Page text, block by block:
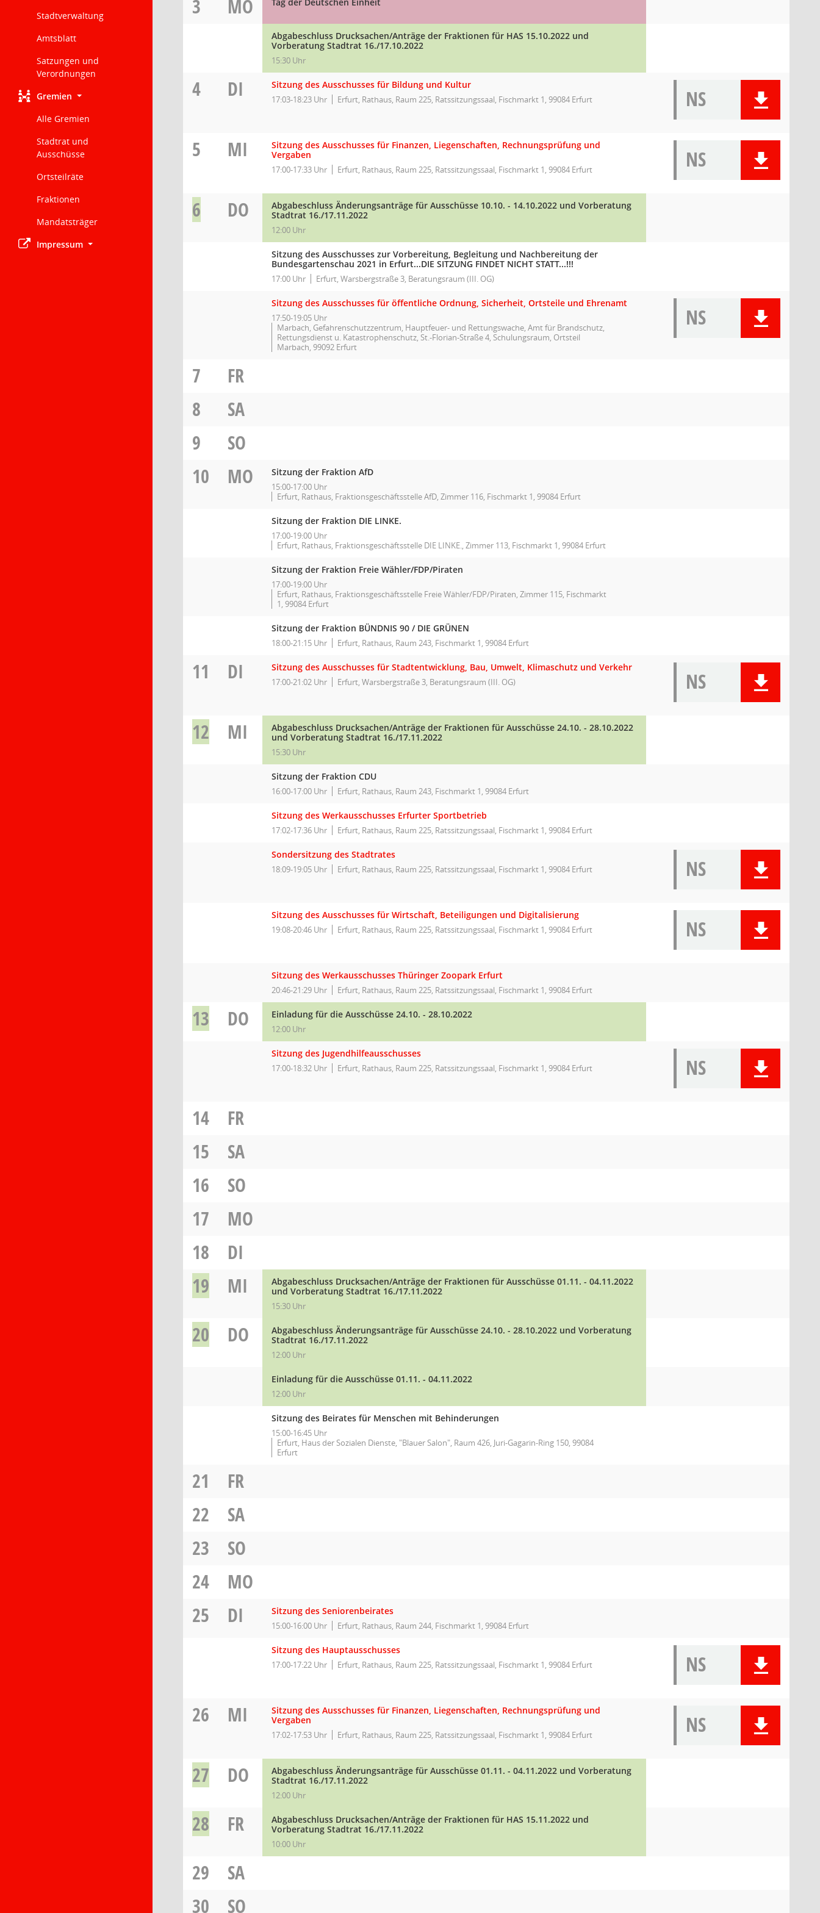
Stadtverwaltung
Amtsblatt
Satzungen und
Verordnungen
Gremien
Alle Gremien
Stadtrat und
Ausschüsse
Ortsteilräte
Fraktionen
Mandatsträger
Impressum
3 MO
Abgabeschluss Drucksachen/Anträge der Fraktionen für HAS 15.10.2022 und
Vorberatung Stadtrat 16./17.10.2022
15:30 Uhr
4 DI Sitzung des Ausschusses für Bildung und Kultur
17:03-18:23 Uhr Erfurt, Rathaus, Raum 225, Ratssitzungssaal, Fischmarkt 1, 99084 Erfurt NS
5 MI
Sitzung des Ausschusses für Finanzen, Liegenschaften, Rechnungsprüfung und
Vergaben
17:00-17:33 Uhr Erfurt, Rathaus, Raum 225, Ratssitzungssaal, Fischmarkt 1, 99084 Erfurt NS
6 DO
Abgabeschluss Änderungsanträge für Ausschüsse 10.10. - 14.10.2022 und Vorberatung
Stadtrat 16./17.11.2022
12:00 Uhr
Sitzung des Ausschusses zur Vorbereitung, Begleitung und Nachbereitung der
Bundesgartenschau 2021 in Erfurt...DIE SITZUNG FINDET NICHT STATT...!!!
17:00 Uhr Erfurt, Warsbergstraße 3, Beratungsraum (III. OG)
Sitzung des Ausschusses für öffentliche Ordnung, Sicherheit, Ortsteile und Ehrenamt
17:50-19:05 Uhr
Marbach, Gefahrenschutzzentrum, Hauptfeuer- und Rettungswache, Amt für Brandschutz,
Rettungsdienst u. Katastrophenschutz, St.-Florian-Straße 4, Schulungsraum, Ortsteil
Marbach, 99092 Erfurt
NS
7
FR
8
SA
9
SO
10
MO Sitzung der Fraktion AfD
15:00-17:00 Uhr
Erfurt, Rathaus, Fraktionsgeschäftsstelle AfD, Zimmer 116, Fischmarkt 1, 99084 Erfurt
Sitzung der Fraktion DIE LINKE.
17:00-19:00 Uhr
Erfurt, Rathaus, Fraktionsgeschäftsstelle DIE LINKE., Zimmer 113, Fischmarkt 1, 99084 Erfurt
Sitzung der Fraktion Freie Wähler/FDP/Piraten
17:00-19:00 Uhr
Erfurt, Rathaus, Fraktionsgeschäftsstelle Freie Wähler/FDP/Piraten, Zimmer 115, Fischmarkt
1, 99084 Erfurt
Sitzung der Fraktion BÜNDNIS 90 / DIE GRÜNEN
18:00-21:15 Uhr Erfurt, Rathaus, Raum 243, Fischmarkt 1, 99084 Erfurt
11 DI Sitzung des Ausschusses für Stadtentwicklung, Bau, Umwelt, Klimaschutz und Verkehr
17:00-21:02 Uhr Erfurt, Warsbergstraße 3, Beratungsraum (III. OG) NS
12 MI
Abgabeschluss Drucksachen/Anträge der Fraktionen für Ausschüsse 24.10. - 28.10.2022
und Vorberatung Stadtrat 16./17.11.2022
15:30 Uhr
Sitzung der Fraktion CDU
16:00-17:00 Uhr Erfurt, Rathaus, Raum 243, Fischmarkt 1, 99084 Erfurt
Sitzung des Werkausschusses Erfurter Sportbetrieb
17:02-17:36 Uhr Erfurt, Rathaus, Raum 225, Ratssitzungssaal, Fischmarkt 1, 99084 Erfurt
Sondersitzung des Stadtrates
18:09-19:05 Uhr Erfurt, Rathaus, Raum 225, Ratssitzungssaal, Fischmarkt 1, 99084 Erfurt NS
Sitzung des Ausschusses für Wirtschaft, Beteiligungen und Digitalisierung
19:08-20:46 Uhr Erfurt, Rathaus, Raum 225, Ratssitzungssaal, Fischmarkt 1, 99084 Erfurt NS
Sitzung des Werkausschusses Thüringer Zoopark Erfurt
20:46-21:29 Uhr Erfurt, Rathaus, Raum 225, Ratssitzungssaal, Fischmarkt 1, 99084 Erfurt
13 DO Einladung für die Ausschüsse 24.10. - 28.10.2022
12:00 Uhr
Sitzung des Jugendhilfeausschusses
17:00-18:32 Uhr Erfurt, Rathaus, Raum 225, Ratssitzungssaal, Fischmarkt 1, 99084 Erfurt NS
14
FR
15
SA
16
SO
17
MO
18
DI
19
MI
Abgabeschluss Drucksachen/Anträge der Fraktionen für Ausschüsse 01.11. - 04.11.2022
und Vorberatung Stadtrat 16./17.11.2022
15:30 Uhr
20 DO
Abgabeschluss Änderungsanträge für Ausschüsse 24.10. - 28.10.2022 und Vorberatung
Stadtrat 16./17.11.2022
12:00 Uhr
Einladung für die Ausschüsse 01.11. - 04.11.2022
12:00 Uhr
Sitzung des Beirates für Menschen mit Behinderungen
15:00-16:45 Uhr
Erfurt, Haus der Sozialen Dienste, "Blauer Salon", Raum 426, Juri-Gagarin-Ring 150, 99084
Erfurt
21
FR
22
SA
23
SO
24
MO
25
DI Sitzung des Seniorenbeirates
15:00-16:00 Uhr Erfurt, Rathaus, Raum 244, Fischmarkt 1, 99084 Erfurt
Sitzung des Hauptausschusses
17:00-17:22 Uhr Erfurt, Rathaus, Raum 225, Ratssitzungssaal, Fischmarkt 1, 99084 Erfurt NS
26 MI
Sitzung des Ausschusses für Finanzen, Liegenschaften, Rechnungsprüfung und
Vergaben
17:02-17:53 Uhr Erfurt, Rathaus, Raum 225, Ratssitzungssaal, Fischmarkt 1, 99084 Erfurt NS
27 DO
Abgabeschluss Änderungsanträge für Ausschüsse 01.11. - 04.11.2022 und Vorberatung
Stadtrat 16./17.11.2022
12:00 Uhr
28 FR
Abgabeschluss Drucksachen/Anträge der Fraktionen für HAS 15.11.2022 und
Vorberatung Stadtrat 16./17.11.2022
10:00 Uhr
29
SA
30
SO